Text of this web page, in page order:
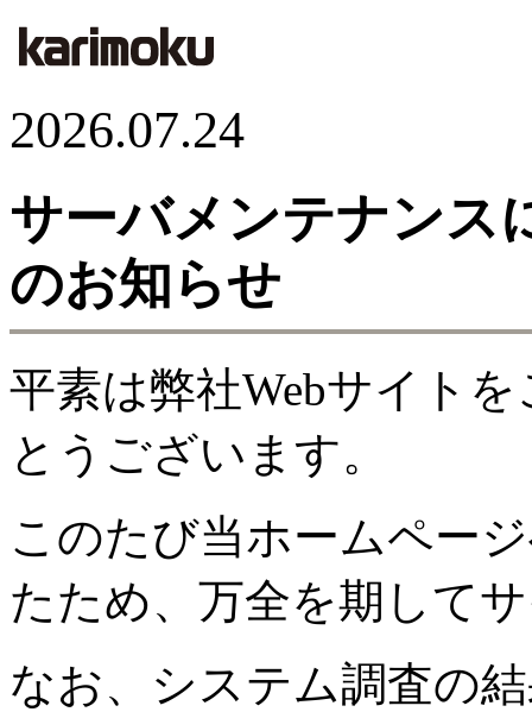
2026.07.24
サーバメンテナンス
のお知らせ
平素は弊社Webサイト
とうございます。
このたび当ホームペー
たため、万全を期して
なお、システム調査の